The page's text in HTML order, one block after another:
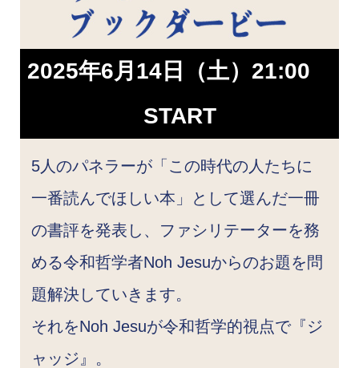
2025年6月14日（土）21:00
START
5人のパネラーが「この時代の人たちに
一番読んでほしい本」として選んだ一冊
の書評を発表し、ファシリテーターを務
める令和哲学者Noh Jesuからのお題を問
題解決していきます。
それをNoh Jesuが令和哲学的視点で『ジ
ャッジ』。